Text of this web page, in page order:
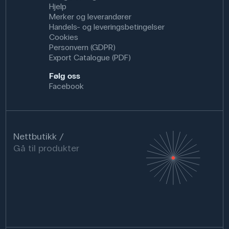
Hjelp
Merker og leverandører
Handels- og leveringsbetingelser
Cookies
Personvern (GDPR)
Export Catalogue (PDF)
Følg oss
Facebook
Nettbutikk
Gå til produkter